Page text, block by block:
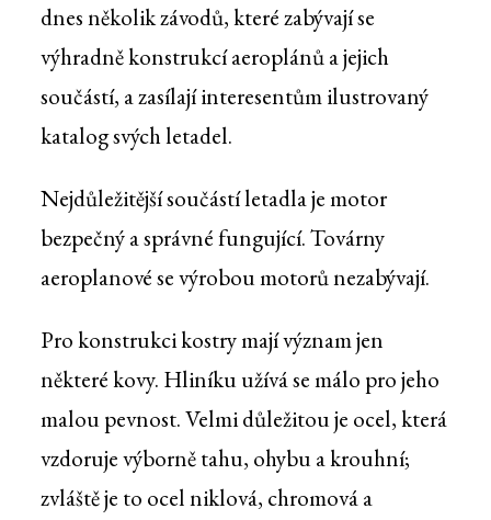
dnes několik závodů, které zabývají se
výhradně konstrukcí aeroplánů a jejich
součástí, a zasílají interesentům ilustrovaný
katalog svých letadel.
Nejdůležitější součástí letadla je motor
bezpečný a správné fungující. Továrny
aeroplanové se výrobou motorů nezabývají.
Pro konstrukci kostry mají význam jen
některé kovy. Hliníku užívá se málo pro jeho
malou pevnost. Velmi důležitou je ocel, která
vzdoruje výborně tahu, ohybu a krouhní;
zvláště je to ocel niklová, chromová a